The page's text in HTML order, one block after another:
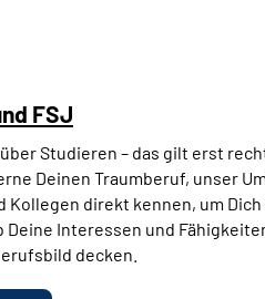
FSJ
Studieren – das gilt erst
Deinen Traumberuf, unser
Kollegen direkt kennen, um
Deine Interessen und
decken.